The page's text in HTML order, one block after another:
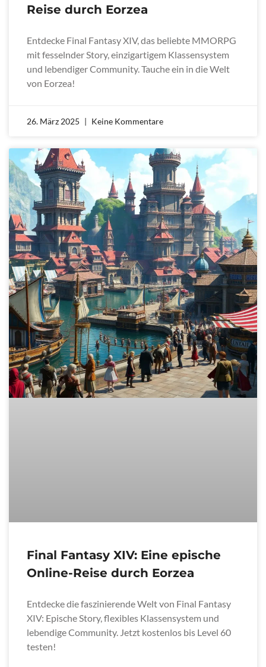
Reise durch Eorzea
Entdecke Final Fantasy XIV, das beliebte MMORPG
mit fesselnder Story, einzigartigem Klassensystem
und lebendiger Community. Tauche ein in die Welt
von Eorzea!
26. März 2025 Keine Kommentare
Final Fantasy XIV: Eine epische
Online-Reise durch Eorzea
Entdecke die faszinierende Welt von Final Fantasy
XIV: Epische Story, flexibles Klassensystem und
lebendige Community. Jetzt kostenlos bis Level 60
testen!